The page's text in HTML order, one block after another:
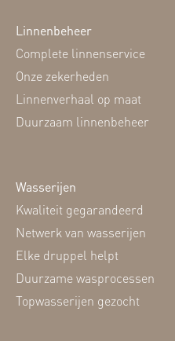
Linnenbeheer
Complete linnenservice
Onze zekerheden
Linnenverhaal op maat
Duurzaam linnenbeheer
Wasserijen
Kwaliteit gegarandeerd
Netwerk van wasserijen
Elke druppel helpt
Duurzame wasprocessen
Topwasserijen gezocht